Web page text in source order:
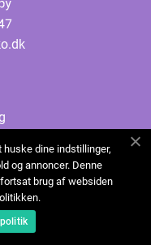
dine indstillinger,
og annoncer. Denne
brug af websiden